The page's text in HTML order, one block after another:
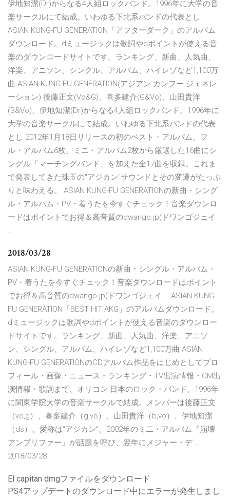
伊地知潔(Dr)からなる4人組ロックバンド。1996年に大学の音
楽サークルにて結成。いわゆる下北系バンドの代表とし
ASIAN KUNG-FU GENERATION「アフターダーク」のアルバム
ダウンロード。dミュージックは歌詞やdポイントが使える音
楽のダウンロードサイトです。ランキング、新曲、人気曲、
洋楽、アニソン、シングル、アルバム、ハイレゾなど1,100万
曲 ASIAN KUNG-FU GENERATION(アジアン カンフー ジェネレ
ーション) 後藤正文(Vo&G)、喜多建介(G&Vo)、山田貴洋
(B&Vo)、伊地知潔(Dr)からなる4人組ロックバンド。1996年に
大学の音楽サークルにて結成。いわゆる下北系バンドの代表
とし 2012年1月18日リリースの初のベスト・アルバム。フ
ル・アルバム6枚、ミニ・アルバム2枚から厳選した16曲にシ
ングル「マーチングバンド」を加えた全17曲を収録。これま
で発表してきた珠玉の"アジカン"サウンドとその変遷がたっぷ
りと味わえる。 ASIAN KUNG-FU GENERATIONの新曲・シング
ル・アルバム・PV・着うたを今すぐチェック！音楽ダウンロ
ードはポイントでお得＆高音質のdwango.jp(ドワンゴジェイ
…
2018/03/28
ASIAN KUNG-FU GENERATIONの新曲・シングル・アルバム・
PV・着うたを今すぐチェック！音楽ダウンロードはポイント
でお得＆高音質のdwango.jp(ドワンゴジェイ … ASIAN KUNG-
FU GENERATION「BEST HIT AKG」のアルバムダウンロード。
dミュージックは歌詞やdポイントが使える音楽のダウンロー
ドサイトです。ランキング、新曲、人気曲、洋楽、アニソ
ン、シングル、アルバム、ハイレゾなど1,100万曲 ASIAN
KUNG-FU GENERATIONのCDアルバム作品をはじめとしてプロ
フィール・画像・ニュース・ランキング・TV出演情報・CM出
演情報・歌詞まで、オリコン 日本のロック・バンド。1996年
に関東学院大学の音楽サークルで結成。メンバーは後藤正文
（vo,g）、喜多建介（g,vo）、山田貴洋（b,vo）、伊地知潔
（ds）。愛称は“アジカン”。2002年のミ二・アルバム『崩壊
アンプリファー』が話題を呼び、翌年にメジャー・デ …
2018/03/28
El capitan dmgファイルをダウンロード
PS4アップデートのダウンロード中にエラーが発生しまし